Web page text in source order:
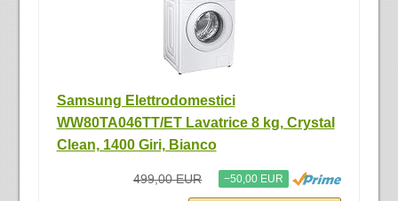
Samsung Elettrodomestici
WW80TA046TT/ET Lavatrice 8 kg, Crystal
Clean, 1400 Giri, Bianco
499,00 EUR −50,00 EUR